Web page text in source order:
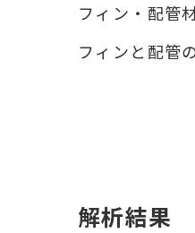
フィン・配管
フィンと配管
（空気
解析結果